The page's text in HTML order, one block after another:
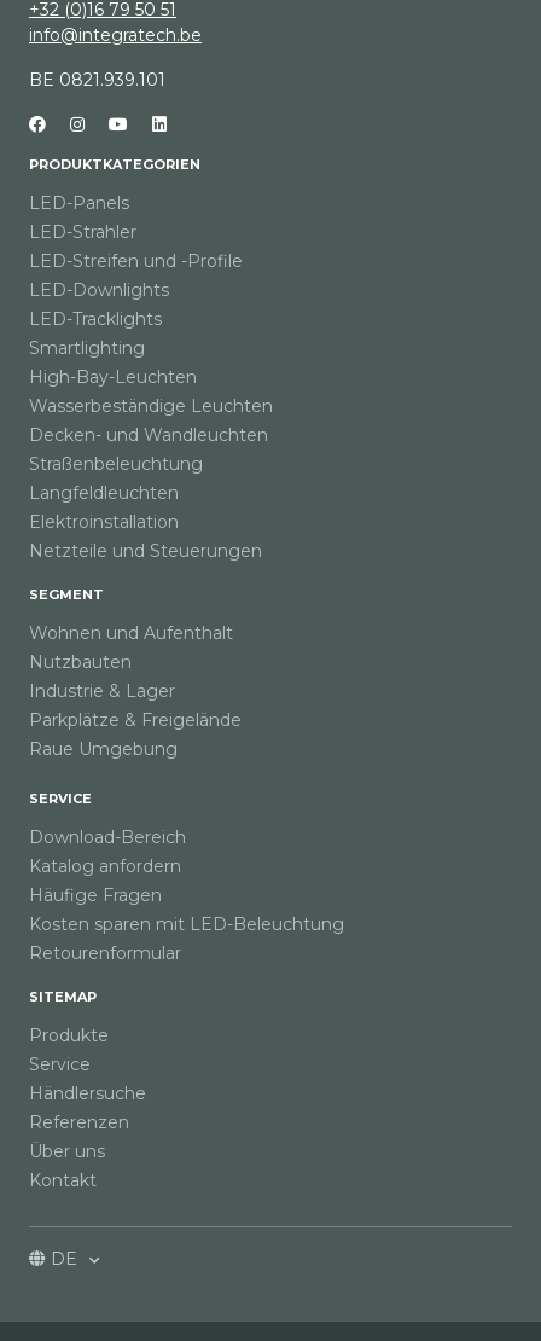
+32 (0)16 79 50 51
info@integratech.be
BE 0821.939.101
PRODUKTKATEGORIEN
LED-Panels
LED-Strahler
LED-Streifen und -Profile
LED-Downlights
LED-Tracklights
Smartlighting
High-Bay-Leuchten
Wasserbeständige Leuchten
Decken- und Wandleuchten
Straßenbeleuchtung
Langfeldleuchten
Elektroinstallation
Netzteile und Steuerungen
SEGMENT
Wohnen und Aufenthalt
Nutzbauten
Industrie & Lager
Parkplätze & Freigelände
Raue Umgebung
SERVICE
Download-Bereich
Katalog anfordern
Häufige Fragen
Kosten sparen mit LED-Beleuchtung
Retourenformular
SITEMAP
Produkte
Service
Händlersuche
Referenzen
Über uns
Kontakt
DE